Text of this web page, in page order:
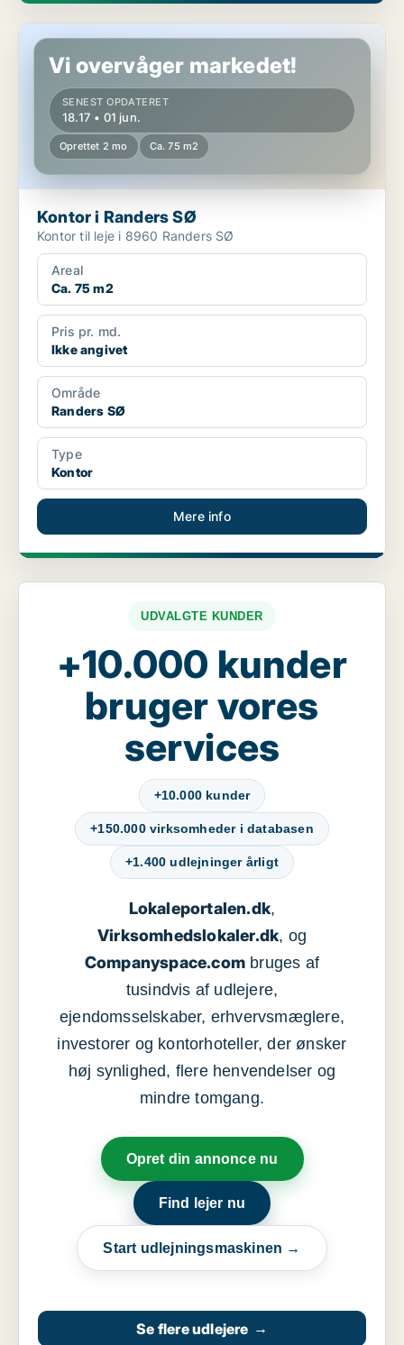
Kontor i Randers SØ
Vi overvåger markedet!
SENEST OPDATERET
18.17 • 01 jun.
Oprettet 2 mo Ca. 75 m2
Kontor i Randers SØ
Kontor til leje i 8960 Randers SØ
Areal
Ca. 75 m2
Pris pr. md.
Ikke angivet
Område
Randers SØ
Type
Kontor
Mere info
UDVALGTE KUNDER
+10.000 kunder
bruger vores
services
+10.000 kunder
+150.000 virksomheder i databasen
+1.400 udlejninger årligt
Lokaleportalen.dk,
Virksomhedslokaler.dk, og
Companyspace.com bruges af
tusindvis af udlejere,
ejendomsselskaber, erhvervsmæglere,
investorer og kontorhoteller, der ønsker
høj synlighed, flere henvendelser og
mindre tomgang.
Opret din annonce nu
Find lejer nu
Start udlejningsmaskinen →
Se flere udlejere →